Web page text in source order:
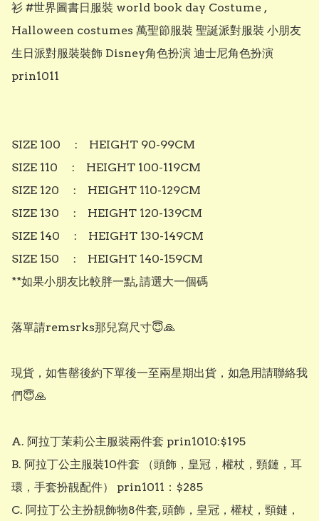
衫 #世界圖書日服裝 world book day Costume ,
Halloween costumes 萬聖節服裝 聖誕派對服裝 小朋友
生日派對服裝裝飾 Disney角色扮演 迪士尼角色扮演
prin1011
SIZE 100     :    HEIGHT 90-99CM
SIZE 110     :    HEIGHT 100-119CM
SIZE 120     :    HEIGHT 110-129CM
SIZE 130     :    HEIGHT 120-139CM
SIZE 140     :    HEIGHT 130-149CM
SIZE 150     :    HEIGHT 140-159CM
**如果小朋友比較胖一點, 請選大一個碼
落單請remsrks那兒寫尺寸😇🙏
現貨，如售罄後約下單後一至兩星期出貨，如急用請聯絡我
們😇🙏
A. 阿拉丁茉莉公主服裝兩件套 prin1010:$195
B. 阿拉丁公主服裝10件套 （頭飾，皇冠，權杖，頸鏈，耳
環，手套扮靚配件） prin1011：$285
C. 阿拉丁公主扮靚飾物8件套, 頭飾，皇冠，權杖，頸鏈，